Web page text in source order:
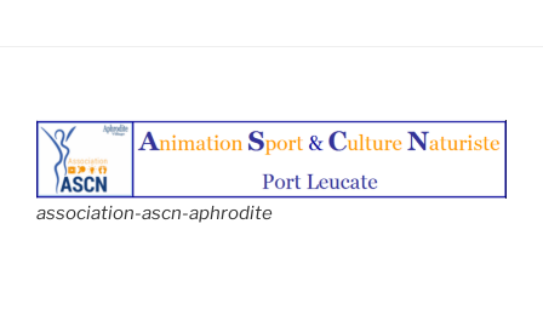
association-ascn-aphrodite